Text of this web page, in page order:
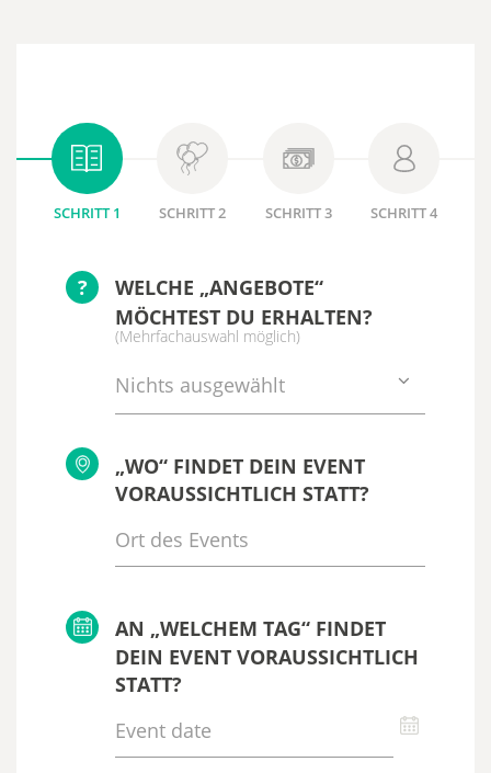
SCHRITT 1 SCHRITT 2 SCHRITT 3 SCHRITT 4
?
WELCHE „ANGEBOTE“
MÖCHTEST DU ERHALTEN?
(Mehrfachauswahl möglich)
Nichts ausgewählt
„WO“ FINDET DEIN EVENT
VORAUSSICHTLICH STATT?
AN „WELCHEM TAG“ FINDET
DEIN EVENT VORAUSSICHTLICH
STATT?